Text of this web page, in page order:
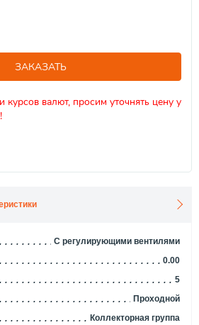
ЗАКАЗАТЬ
курсов валют, просим уточнять цену у
С регулирующими вентилями
0.00
5
Проходной
Коллекторная группа